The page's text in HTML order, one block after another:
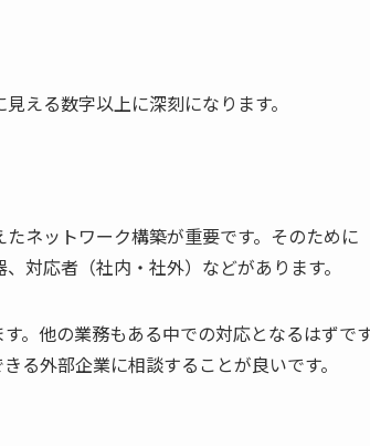
える数字以上に深刻になります。
ネットワーク構築が重要です。そのために
対応者（社内・社外）などがあります。
。他の業務もある中での対応となるはずで
る外部企業に相談することが良いです。